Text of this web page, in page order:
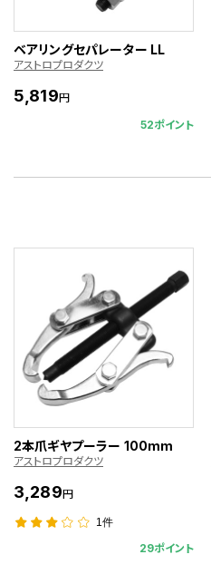
ベアリングセパレーター LL
アストロプロダクツ
5,819円
52ポイント
2本爪ギヤプーラー 100mm
アストロプロダクツ
3,289円
1件
29ポイント